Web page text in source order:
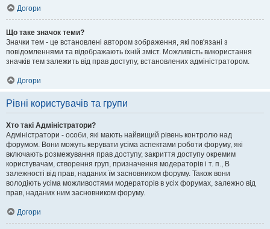
Догори
Що таке значок теми?
Значки тем - це встановлені автором зображення, які пов'язані з
повідомленнями та відображають їхній зміст. Можливість використання
значків тем залежить від прав доступу, встановлених адміністратором.
Догори
Рівні користувачів та групи
Хто такі Адміністратори?
Адміністратори - особи, які мають найвищий рівень контролю над
форумом. Вони можуть керувати усіма аспектами роботи форуму, які
включають розмежування прав доступу, закриття доступу окремим
користувачам, створення груп, призначення модераторів і т. п., В
залежності від прав, наданих їм засновником форуму. Також вони
володіють усіма можливостями модераторів в усіх форумах, залежно від
прав, наданих ним засновником форуму.
Догори